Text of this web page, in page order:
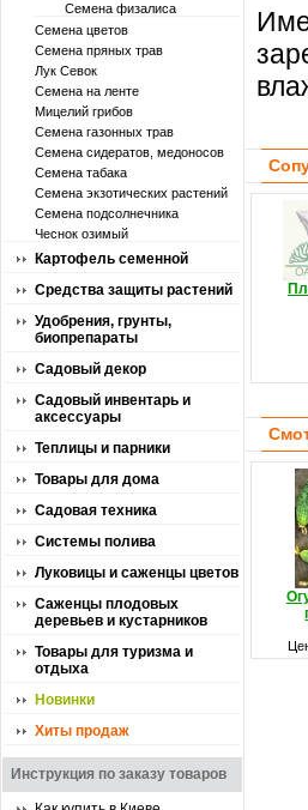
Семена физалиса
Семена цветов
Семена пряных трав
Лук Севок
Семена на ленте
Мицелий грибов
Семена газонных трав
Семена сидератов, медоносов
Семена табака
Семена экзотических растений
Семена подсолнечника
Чеснок озимый
Картофель семенной
Средства защиты растений
Удобрения, грунты,
биопрепараты
Садовый декор
Садовый инвентарь и
аксессуары
Теплицы и парники
Товары для дома
Садовая техника
Системы полива
Луковицы и саженцы цветов
Саженцы плодовых
деревьев и кустарников
Товары для туризма и
отдыха
Новинки
Хиты продаж
Инструкция по заказу товаров